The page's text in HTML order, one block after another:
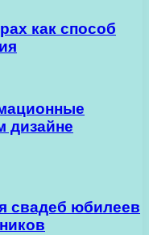
как способ
дизайне
свадеб юбилеев